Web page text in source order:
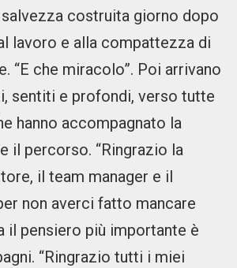
salvezza costruita giorno dopo
lavoro e alla compattezza di
“E che miracolo”. Poi arrivano
sentiti e profondi, verso tutte
hanno accompagnato la
il percorso. “Ringrazio la
il team manager e il
non averci fatto mancare
il pensiero più importante è
“Ringrazio tutti i miei